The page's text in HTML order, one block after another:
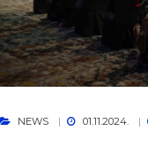
NEWS 01.11.2024.